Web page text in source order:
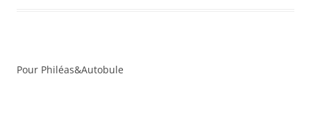
Pour Philéas&Autobule